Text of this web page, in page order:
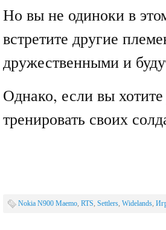
Но вы не одиноки в
встретите другие
дружественными и
Однако, если вы
тренировать своих
Nokia N900 Maemo, RTS, Settlers, Widelands,